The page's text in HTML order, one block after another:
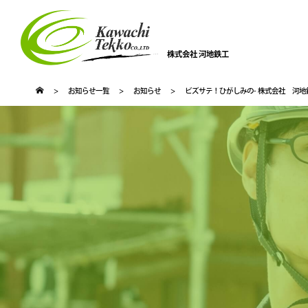
株式会社 河地鉄工
> お知らせ一覧 > お知らせ > ビズサテ！ひがしみの- 株式会社 河地